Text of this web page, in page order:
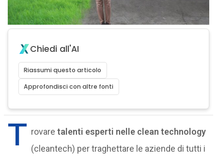
Chiedi all'AI
Riassumi questo articolo
Approfondisci con altre fonti
T rovare talenti esperti nelle clean technology
(cleantech) per traghettare le aziende di tutti i